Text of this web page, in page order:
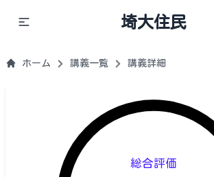
埼大住民
ホーム 講義一覧 講義詳細
総合評価